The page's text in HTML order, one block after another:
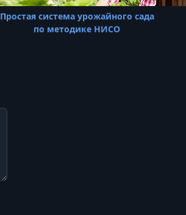
Простая система урожайного сада
по методике НИСО